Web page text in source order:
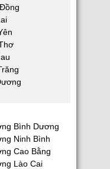
Bình Dương
Ninh Bình
Cao Bằng
Lào Cai